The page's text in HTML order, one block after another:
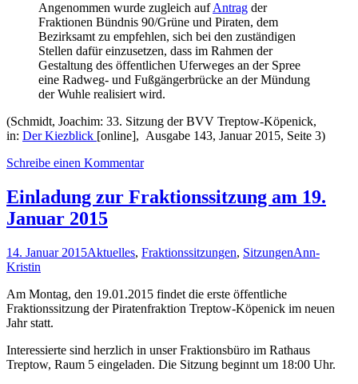
Angenommen wurde zugleich aufAntrag der
Fraktionen Bündnis 90/Grüne und Piraten, dem
Bezirksamt zu empfehlen, sich bei den zuständigen
Stellen dafür einzusetzen, dass im Rahmen der
Gestaltung des öffentlichen Uferweges an der Spree
eine Radweg- und Fußgängerbrücke an der Mündung
der Wuhle realisiert wird.
(Schmidt, Joachim: 33. Sitzung der BVV Treptow-Köpenick,
in: Der Kiezblick [online], Ausgabe 143, Januar 2015, Seite 3)
Schreibe einen Kommentar
Einladung zur Fraktionssitzung am 19.
Januar 2015
14. Januar 2015Aktuelles, Fraktionssitzungen, SitzungenAnn-
Kristin
Am Montag, den 19.01.2015 findet die erste öffentliche
Fraktionssitzung der Piratenfraktion Treptow-Köpenick im neuen
Jahr statt.
Interessierte sind herzlich in unser Fraktionsbüro im Rathaus
Treptow, Raum 5 eingeladen. Die Sitzung beginnt um 18:00 Uhr.